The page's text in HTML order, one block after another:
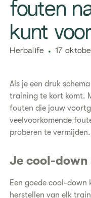
fouten
kunt
Herbalife 17
Als je een druk
training te kort komt.
fouten die jouw
veelvoorkomende
proberen te vermijden.
Je cool-down
Een goede cool-down
herstellen van elk